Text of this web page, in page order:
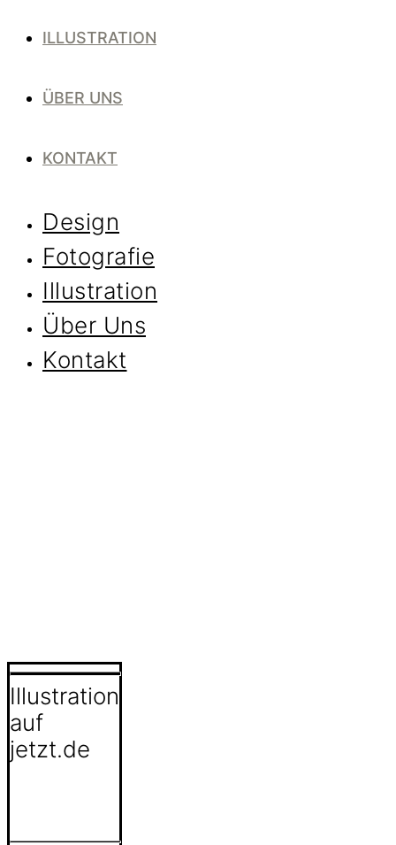
ILLUSTRATION
ÜBER UNS
KONTAKT
Design
Fotografie
Illustration
Über Uns
Kontakt
Illustration
auf
jetzt.de